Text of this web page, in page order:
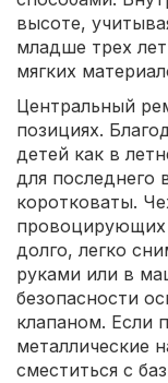
высоте,
младше трех
мягких
Центральный
позициях.
детей как в
для последнего
коротковаты.
провоцирующих
долго, легко
руками или в
безопасности
клапаном. Если
металлические
сместиться с